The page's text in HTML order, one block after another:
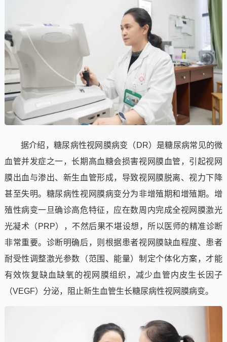
据介绍，糖尿病性视网膜病变（DR）是糖尿病常见的微
血管并发症之一，长期高血糖会损害视网膜血管，引起视网
膜出血与渗出、新生血管形成，导致视网膜脱离、视力下降
甚至失明。糖尿病性视网膜病变分为非增殖期和增殖期。增
殖性病变一旦确诊高危特征，应在数周内完成全视网膜激光
光凝术（PRP），不然后果不堪设想，所以医师的精准诊断
非常重要。诊断明确后，则根据患者视网膜缺血程度、患者
耐受性调整激光参数（范围、能量）制定个体化方案，才能
有效恢复缺血缺氧的视网膜组织，减少血管内皮生长因子
（VEGF）分泌，阻止新生血管生长糖尿病性视网膜病变。